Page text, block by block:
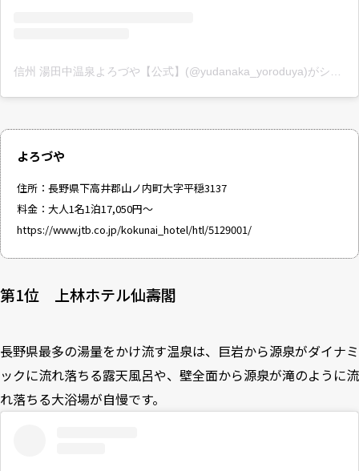
よろづや
住所：長野県下高井郡山ノ内町大字平穏3137
料金：大人1名1泊17,050円～
https://www.jtb.co.jp/kokunai_hotel/htl/5129001/
第1位 上林ホテル仙壽閣
長野県最多の湯量をかけ流す温泉は、巨岩から源泉がダイナミ
ックに流れ落ちる露天風呂や、壁全面から源泉が滝のように流
れ落ちる大浴場が自慢です。